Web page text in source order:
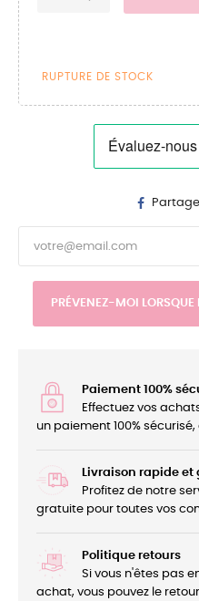
RUPTURE DE STOCK
PRÉVENEZ-MOI LORSQUE
Paiement 100%
Effectuez vos
un paiement 100%
Livraison rapide et
Profitez de notre
gratuite pour toutes vos
Politique retours
Si vous n'êtes pas
achat, vous pouvez le